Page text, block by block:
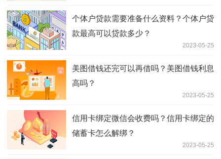
个体户贷款需要准备什么资料？个体户贷
款最高可以贷款多少？
2023-05-25
美图借钱还完可以再借吗？美图借钱利息
高吗？
2023-05-25
信用卡绑定微信会收费吗？信用卡绑定的
储蓄卡怎么解绑？
2023-05-25